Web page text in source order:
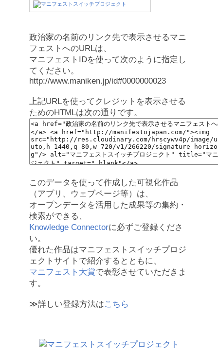
政治家の名前のリンク先で表示させるマニ
フェストへのURLは、
マニフェストIDを使って次のように指定し
てください。
http://www.maniken.jp/id#0000000023
上記URLを使ってクレジットを表示させる
ためのHTMLは次の通りです。
このデータを使って作成した可視化作品
（アプリ、ウェブページ等）は、
オープンデータを活用した成果等の集約・
検索ができる、
Knowledge Connectorに必ずご登録くださ
い。
優れた作品はマニフェストスイッチプロジ
ェクトサイトで紹介するとともに、
マニフェスト大賞で表彰させていただきま
す。
≫詳しい登録方法はこちら